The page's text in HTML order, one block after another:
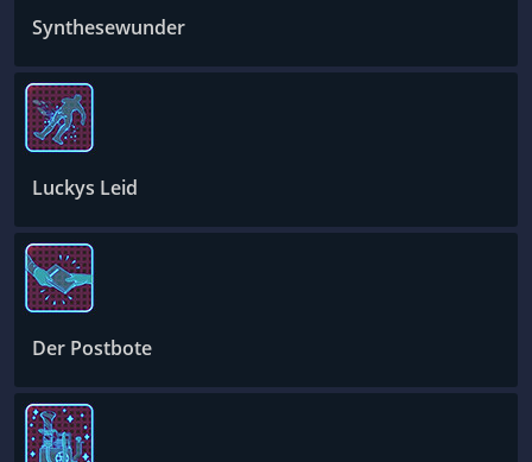
Synthesewunder
Luckys Leid
Der Postbote